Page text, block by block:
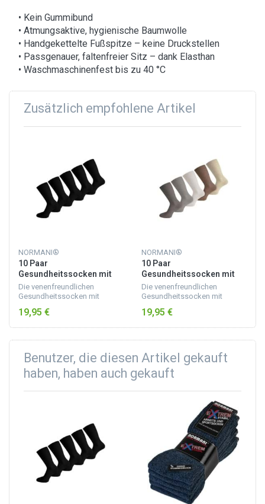
• Kein Gummibund
• Atmungsaktive, hygienische Baumwolle
• Handgekettelte Fußspitze – keine Druckstellen
• Passgenauer, faltenfreier Sitz – dank Elasthan
• Waschmaschinenfest bis zu 40 °C
Zusätzlich empfohlene Artikel
NORMANI®
10 Paar
Gesundheitssocken mit
hohem Baumwollanteil
Schwarz
Die venenfreundlichen
Gesundheitssocken mit
geschmeidig, atmungsaktiv
19,95 €
NORMANI®
10 Paar
Gesundheitssocken mit
hohem Baumwollanteil
Hell sortiert
Die venenfreundlichen
Gesundheitssocken mit
geschmeidig, atmungsaktiv
19,95 €
Benutzer, die diesen Artikel gekauft
haben, haben auch gekauft